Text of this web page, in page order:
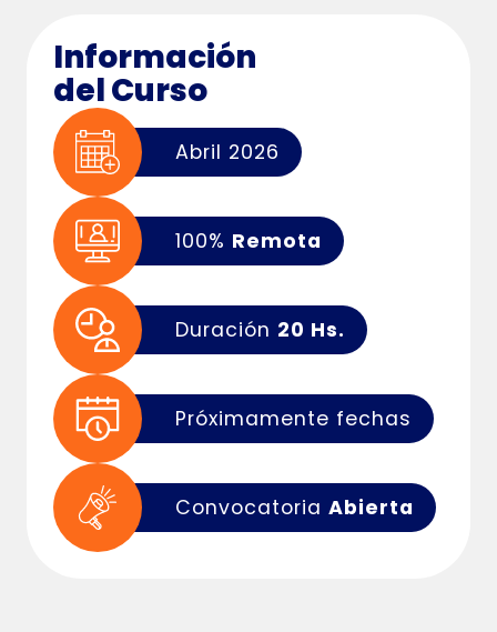
Información
del Curso
Abril 2026
100% Remota
Duración 20 Hs.
Próximamente fechas
Convocatoria Abierta